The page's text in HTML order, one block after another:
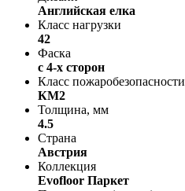
Английская елка
Класс нагрузки
42
Фаска
с 4-х сторон
Класс пожаробезопасности
КМ2
Толщина, мм
4.5
Страна
Австрия
Коллекция
Evofloor Паркет